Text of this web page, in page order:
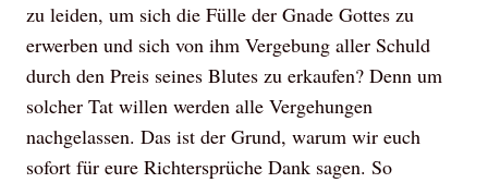
zu leiden, um sich die Fülle der Gnade Gottes zu
erwerben und sich von ihm Vergebung aller Schuld
durch den Preis seines Blutes zu erkaufen? Denn um
solcher Tat willen werden alle Vergehungen
nachgelassen. Das ist der Grund, warum wir euch
sofort für eure Richtersprüche Dank sagen. So